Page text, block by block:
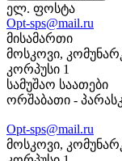
ელ. ფოსტა
Opt-sps@mail.ru
მისამართი
მოსკოვი,
კორპუსი 1
სამუშაო საათები
ორშაბათი -
Opt-sps@mail.ru
მოსკოვი,